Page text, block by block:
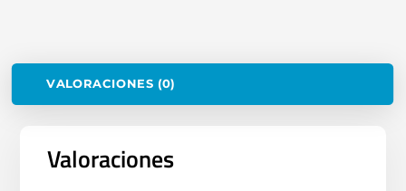
VALORACIONES (0)
Valoraciones